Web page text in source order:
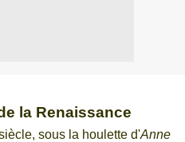
la Renaissance
sous la houlette d'Anne